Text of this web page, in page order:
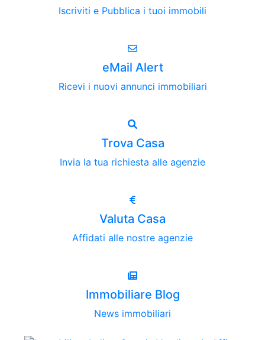
Iscriviti e Pubblica i tuoi immobili
eMail Alert
Ricevi i nuovi annunci immobiliari
Trova Casa
Invia la tua richiesta alle agenzie
Valuta Casa
Affidati alle nostre agenzie
Immobiliare Blog
News immobiliari